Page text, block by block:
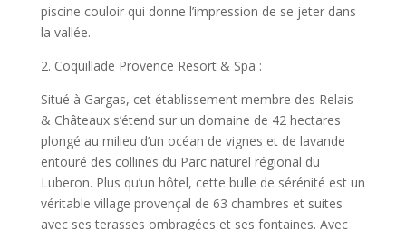
piscine couloir qui donne l’impression de se jeter dans
la vallée.
2. Coquillade Provence Resort & Spa :
Situé à Gargas, cet établissement membre des Relais
& Châteaux s’étend sur un domaine de 42 hectares
plongé au milieu d’un océan de vignes et de lavande
entouré des collines du Parc naturel régional du
Luberon. Plus qu’un hôtel, cette bulle de sérénité est un
véritable village provençal de 63 chambres et suites
avec ses terasses ombragées et ses fontaines. Avec